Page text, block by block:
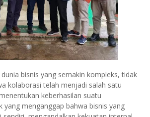
bisnis yang semakin kompleks, tidak
kolaborasi telah menjadi salah satu
keberhasilan suatu
yang menganggap bahwa bisnis yang